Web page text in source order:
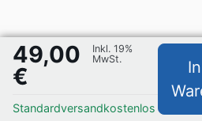
49,00
€
Inkl. 19%
MwSt.
Standardversandkostenlos